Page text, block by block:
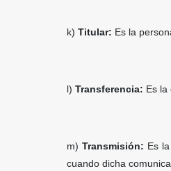
k) Titular: Es la
l) Transferencia: Es la
m)Transmisión: Es
cuando dicha